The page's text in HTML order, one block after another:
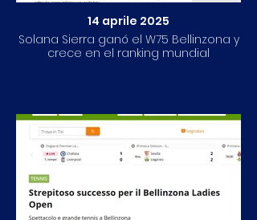
14 aprile 2025
Solana Sierra ganó el W75 Bellinzona y
crece en el ranking mundial